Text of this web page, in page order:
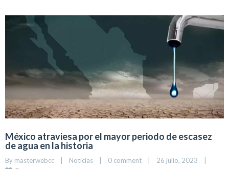
México atraviesa por el mayor periodo de escasez
de agua en la historia
By masterwebcc | Noticias | 0 comment | 26 julio, 2023 |